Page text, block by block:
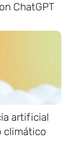
ChatGPT
artificial
climático